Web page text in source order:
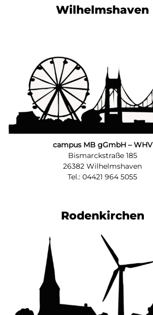
Wilhelmshaven
campus MB gGmbH – WHV
Bismarckstraße 185
26382 Wilhelmshaven
Tel.: 04421 964 5055
Rodenkirchen